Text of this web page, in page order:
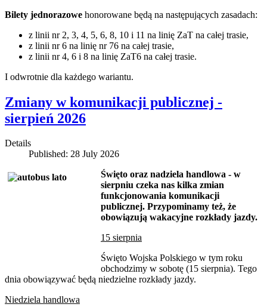
Bilety jednorazowe honorowane będą na następujących zasadach:
z linii nr 2, 3, 4, 5, 6, 8, 10 i 11 na linię ZaT na całej trasie,
z linii nr 6 na linię nr 76 na całej trasie,
z linii nr 4, 6 i 8 na linię ZaT6 na całej trasie.
I odwrotnie dla każdego wariantu.
Zmiany w komunikacji publicznej -
sierpień 2026
Details
Published: 28 July 2026
Święto oraz nadziela handlowa - w
sierpniu czeka nas kilka zmian
funkcjonowania komunikacji
publicznej. Przypominamy też, że
obowiązują wakacyjne rozkłady jazdy.
15 sierpnia
Święto Wojska Polskiego w tym roku
obchodzimy w sobotę (15 sierpnia). Tego
dnia obowiązywać będą niedzielne rozkłady jazdy.
Niedziela handlowa